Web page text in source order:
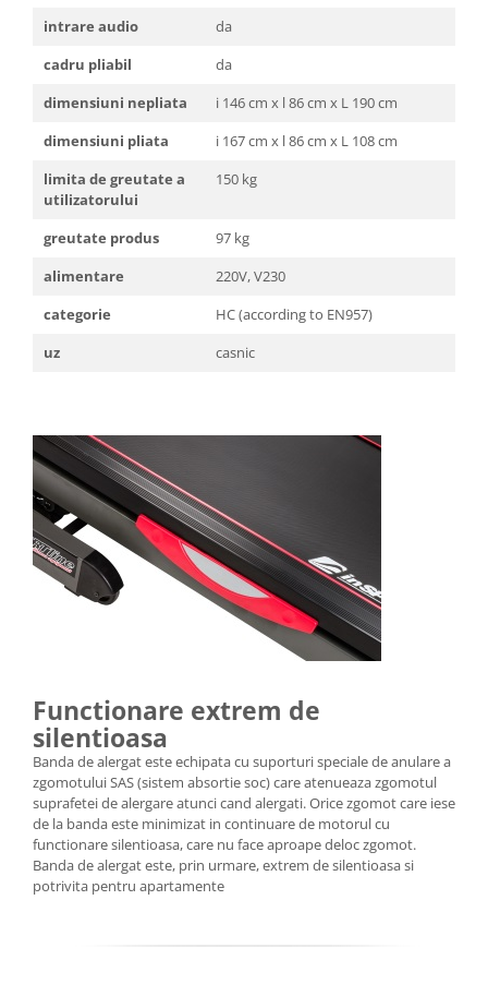
intrare audio
da
cadru pliabil
da
dimensiuni nepliata
i 146 cm x l 86 cm x L 190 cm
dimensiuni pliata
i 167 cm x l 86 cm x L 108 cm
limita de greutate a
utilizatorului
150 kg
greutate produs
97 kg
alimentare
220V, V230
categorie
HC (according to EN957)
uz
casnic
Functionare extrem de
silentioasa
Banda de alergat este echipata cu suporturi speciale de anulare a
zgomotului SAS (sistem absortie soc) care atenueaza zgomotul
suprafetei de alergare atunci cand alergati. Orice zgomot care iese
de la banda este minimizat in continuare de motorul cu
functionare silentioasa, care nu face aproape deloc zgomot.
Banda de alergat este, prin urmare, extrem de silentioasa si
potrivita pentru apartamente